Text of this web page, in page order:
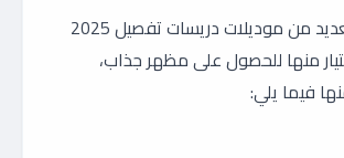
لا تزال هناك العديد من موديلات دريسات تفصيل 2025
منها للحصول على مظهر جذاب،
فيما يلي: